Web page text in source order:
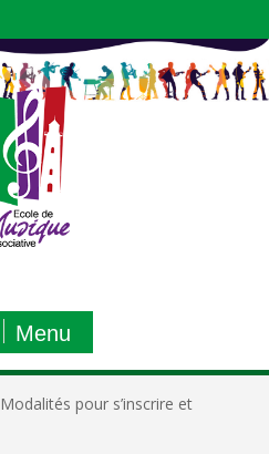
Menu
Modalités pour s’inscrire et